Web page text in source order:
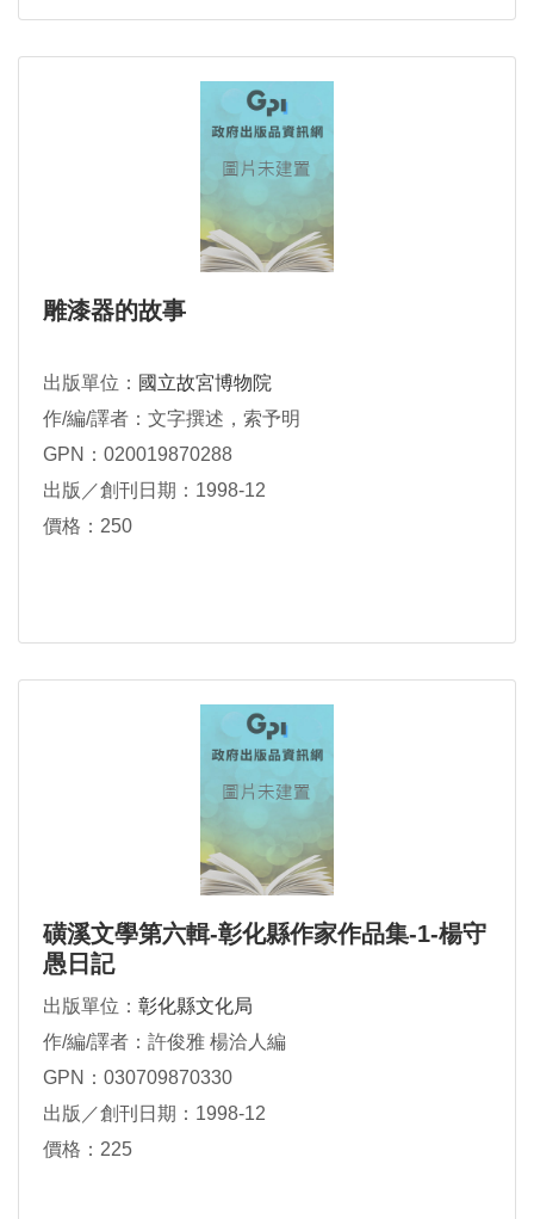
雕漆器的故事
出版單位： 國立故宮博物院
作/編/譯者：文字撰述，索予明
GPN：020019870288
出版／創刊日期：1998-12
價格：250
磺溪文學第六輯-彰化縣作家作品集-1-楊守
愚日記
出版單位： 彰化縣文化局
作/編/譯者：許俊雅 楊洽人編
GPN：030709870330
出版／創刊日期：1998-12
價格：225